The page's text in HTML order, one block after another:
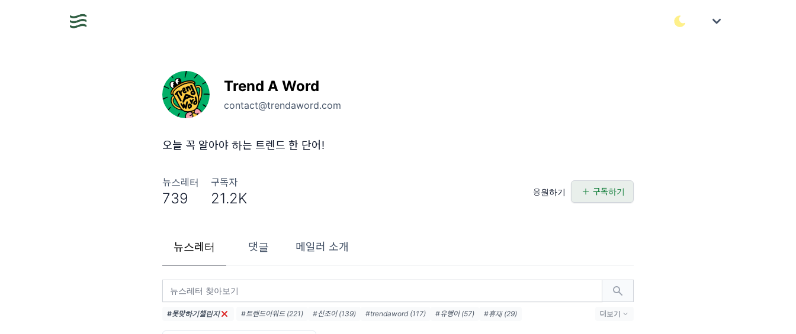
Trend A Word
contact@trendaword.com
오늘 꼭 알아야 하는 트렌드 한 단어!
뉴스레터
739
구독자
21.2K 응원하기 구독하기
뉴스레터 댓글 메일러 소개
#못맞하기챌린지 #트렌드어워드 (221) #신조어 (139) #trendaword (117) #유행어 (57)
#휴재 (29)
더보기